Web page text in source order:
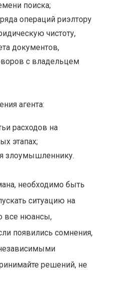
поиска;
операций риэлтору
чистоту,
документов,
с владельцем
агента:
расходов на
этапах;
злоумышленнику.
необходимо быть
ситуацию на
все нюансы,
появились сомнения,
решений, не